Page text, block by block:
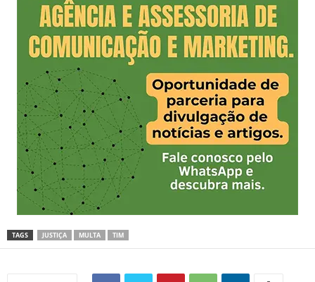
TAGS JUSTIÇA MULTA TIM